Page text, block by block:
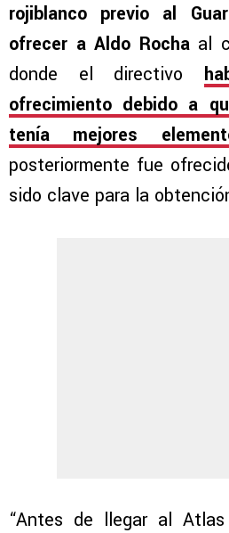
rojiblanco previo al
ofrecer a Aldo Rochaal
donde el directivo
ofrecimiento debido a
tenía mejores
posteriormente fue
sido clave para la
“Antes de llegar al